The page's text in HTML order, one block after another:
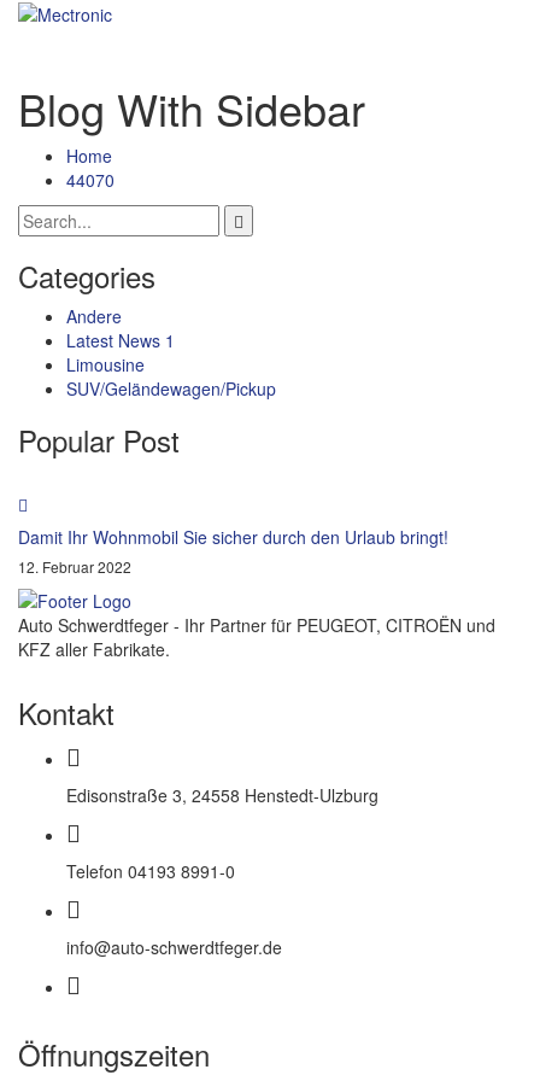
Blog With Sidebar
Home
44070
Categories
Andere
Latest News 1
Limousine
SUV/Geländewagen/Pickup
Popular Post
Damit Ihr Wohnmobil Sie sicher durch den Urlaub bringt!
12. Februar 2022
Auto Schwerdtfeger - Ihr Partner für PEUGEOT, CITROËN und
KFZ aller Fabrikate.
Kontakt
Edisonstraße 3, 24558 Henstedt-Ulzburg
Telefon 04193 8991-0
info@auto-schwerdtfeger.de
Öffnungszeiten